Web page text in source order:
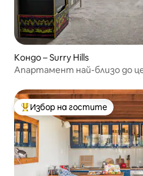
Кондо – Surry Hills
Апартамент най-близо до
Най-популярен избор на
Избор на гостите